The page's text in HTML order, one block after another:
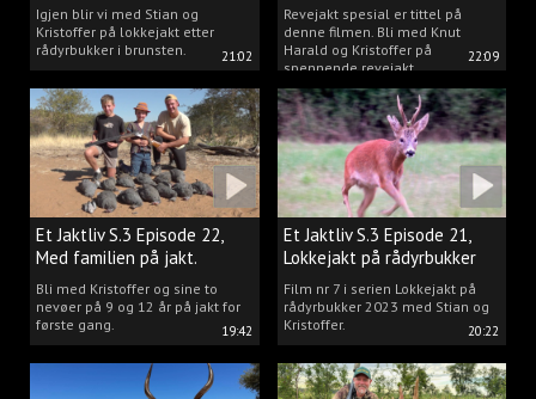
21:02
Igjen blir vi med Stian og
Kristoffer på lokkejakt etter
rådyrbukker i brunsten.
22:09
Revejakt spesial er tittel på
denne filmen. Bli med Knut
Harald og Kristoffer på
spennende revejakt.
19:42
Et Jaktliv S.3 Episode 22,
Med familien på jakt.
Bli med Kristoffer og sine to
nevøer på 9 og 12 år på jakt for
første gang.
20:22
Et Jaktliv S.3 Episode 21,
Lokkejakt på rådyrbukker
med Stian og Kristoffer
Film nr 7 i serien Lokkejakt på
rådyrbukker 2023 med Stian og
Kristoffer.